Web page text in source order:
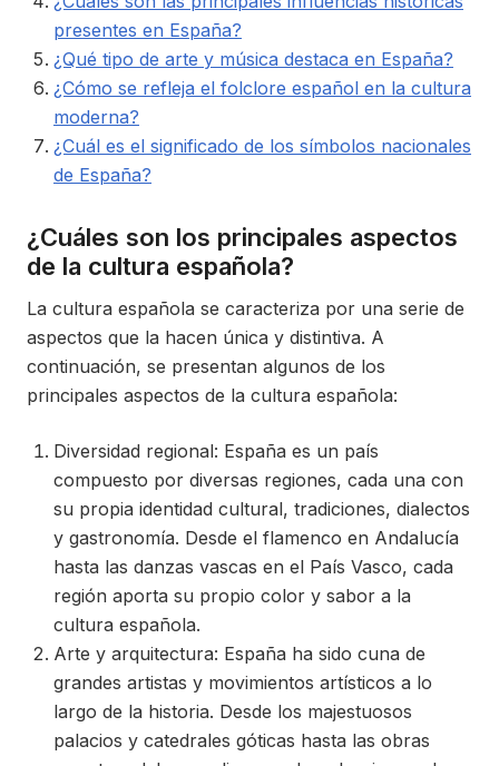
presentes en España?
¿Qué tipo de arte y música destaca en España?
¿Cómo se refleja el folclore español en la cultura
moderna?
¿Cuál es el significado de los símbolos nacionales
de España?
¿Cuáles son los principales aspectos
de la cultura española?
La cultura española se caracteriza por una serie de
aspectos que la hacen única y distintiva. A
continuación, se presentan algunos de los
principales aspectos de la cultura española:
Diversidad regional: España es un país
compuesto por diversas regiones, cada una con
su propia identidad cultural, tradiciones, dialectos
y gastronomía. Desde el flamenco en Andalucía
hasta las danzas vascas en el País Vasco, cada
región aporta su propio color y sabor a la
cultura española.
Arte y arquitectura: España ha sido cuna de
grandes artistas y movimientos artísticos a lo
largo de la historia. Desde los majestuosos
palacios y catedrales góticas hasta las obras